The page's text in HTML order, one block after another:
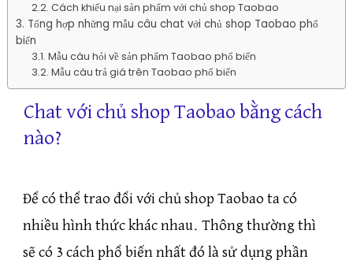
Cách khiếu nại sản phẩm với chủ shop Taobao
Tổng hợp những mẫu câu chat với chủ shop Taobao phổ
biến
Mẫu câu hỏi về sản phẩm Taobao phổ biến
Mẫu câu trả giá trên Taobao phổ biến
Chat với chủ shop Taobao bằng cách
nào?
Để có thể trao đổi với chủ shop Taobao ta có
nhiều hình thức khác nhau. Thông thường thì
sẽ có 3 cách phổ biến nhất đó là sử dụng phần